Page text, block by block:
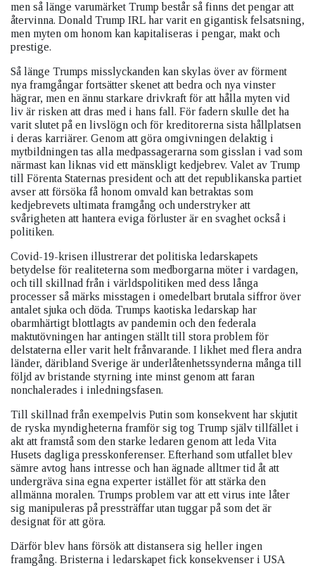
men så länge varumärket Trump består så finns det pengar att
återvinna. Donald Trump IRL har varit en gigantisk felsatsning,
men myten om honom kan kapitaliseras i pengar, makt och
prestige.
Så länge Trumps misslyckanden kan skylas över av förment
nya framgångar fortsätter skenet att bedra och nya vinster
hägrar, men en ännu starkare drivkraft för att hålla myten vid
liv är risken att dras med i hans fall. För fadern skulle det ha
varit slutet på en livslögn och för kreditorerna sista hållplatsen
i deras karriärer. Genom att göra omgivningen delaktig i
mytbildningen tas alla medpassagerarna som gisslan i vad som
närmast kan liknas vid ett mänskligt kedjebrev. Valet av Trump
till Förenta Staternas president och att det republikanska partiet
avser att försöka få honom omvald kan betraktas som
kedjebrevets ultimata framgång och understryker att
svårigheten att hantera eviga förluster är en svaghet också i
politiken.
Covid-19-krisen illustrerar det politiska ledarskapets
betydelse för realiteterna som medborgarna möter i vardagen,
och till skillnad från i världspolitiken med dess långa
processer så märks misstagen i omedelbart brutala siffror över
antalet sjuka och döda. Trumps kaotiska ledarskap har
obarmhärtigt blottlagts av pandemin och den federala
maktutövningen har antingen ställt till stora problem för
delstaterna eller varit helt frånvarande. I likhet med flera andra
länder, däribland Sverige är underlåtenhetssynderna många till
följd av bristande styrning inte minst genom att faran
nonchalerades i inledningsfasen.
Till skillnad från exempelvis Putin som konsekvent har skjutit
de ryska myndigheterna framför sig tog Trump själv tillfället i
akt att framstå som den starke ledaren genom att leda Vita
Husets dagliga presskonferenser. Efterhand som utfallet blev
sämre avtog hans intresse och han ägnade alltmer tid åt att
undergräva sina egna experter istället för att stärka den
allmänna moralen. Trumps problem var att ett virus inte låter
sig manipuleras på pressträffar utan tuggar på som det är
designat för att göra.
Därför blev hans försök att distansera sig heller ingen
framgång. Bristerna i ledarskapet fick konsekvenser i USA